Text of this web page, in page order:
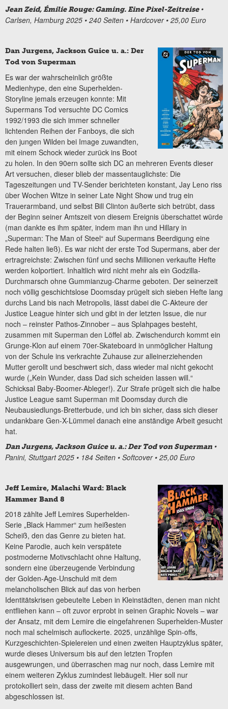
Jean Zeid, Émilie Rouge: Gaming. Eine Pixel-Zeitreise•
Carlsen, Hamburg 2025 • 240 Seiten • Hardcover • 25,00 Euro
Dan Jurgens, Jackson Guice u. a.: Der
Tod von Superman
Es war der wahrscheinlich größte
Medienhype, den eine Superhelden-
Storyline jemals erzeugen konnte: Mit
Supermans Tod versuchte DC Comics
1992/1993 die sich immer schneller
lichtenden Reihen der Fanboys, die sich
den jungen Wilden bei Image zuwandten,
mit einem Schock wieder zurück ins Boot
zu holen. In den 90ern sollte sich DC an mehreren Events dieser
Art versuchen, dieser blieb der massentauglichste: Die
Tageszeitungen und TV-Sender berichteten konstant, Jay Leno riss
über Wochen Witze in seiner Late Night Show und trug ein
Trauerarmband, und selbst Bill Clinton äußerte sich betrübt, dass
der Beginn seiner Amtszeit von diesem Ereignis überschattet würde
(man dankte es ihm später, indem man ihn und Hillary in
„Superman: The Man of Steel“ auf Supermans Beerdigung eine
Rede halten ließ). Es war nicht der erste Tod Supermans, aber der
ertragreichste: Zwischen fünf und sechs Millionen verkaufte Hefte
werden kolportiert. Inhaltlich wird nicht mehr als ein Godzilla-
Durchmarsch ohne Gummianzug-Charme geboten. Der seinerzeit
noch völlig geschichtslose Doomsday prügelt sich sieben Hefte lang
durchs Land bis nach Metropolis, lässt dabei die C-Akteure der
Justice League hinter sich und gibt in der letzten Issue, die nur
noch – reinster Pathos-Zinnober – aus Splahpages besteht,
zusammen mit Superman den Löffel ab. Zwischendurch kommt ein
Grunge-Klon auf einem 70er-Skateboard in unmöglicher Haltung
von der Schule ins verkrachte Zuhause zur alleinerziehenden
Mutter gerollt und beschwert sich, dass wieder mal nicht gekocht
wurde („Kein Wunder, dass Dad sich scheiden lassen will.“
Schicksal Baby-Boomer-Ableger!). Zur Strafe prügelt sich die halbe
Justice League samt Superman mit Doomsday durch die
Neubausiedlungs-Bretterbude, und ich bin sicher, dass sich dieser
undankbare Gen-X-Lümmel danach eine anständige Arbeit gesucht
hat.
Dan Jurgens, Jackson Guice u. a.: Der Tod von Superman •
Panini, Stuttgart 2025 • 184 Seiten • Softcover • 25,00 Euro
Jeff Lemire, Malachi Ward: Black
Hammer Band 8
2018 zählte Jeff Lemires Superhelden-
Serie „Black Hammer“ zum heißesten
Scheiß, den das Genre zu bieten hat.
Keine Parodie, auch kein verspätete
postmoderne Motivschlacht ohne Haltung,
sondern eine überzeugende Verbindung
der Golden-Age-Unschuld mit dem
melancholischen Blick auf das von herben
Identitätskrisen gebeutelte Leben in Kleinstädten, denen man nicht
entfliehen kann – oft zuvor erprobt in seinen Graphic Novels – war
der Ansatz, mit dem Lemire die eingefahrenen Superhelden-Muster
noch mal schelmisch auflockerte. 2025, unzählige Spin-offs,
Kurzgeschichten-Spielereien und einen zweiten Hauptzyklus später,
wurde dieses Universum bis auf den letzten Tropfen
ausgewrungen, und überraschen mag nur noch, dass Lemire mit
einem weiteren Zyklus zumindest liebäugelt. Hier soll nur
protokolliert sein, dass der zweite mit diesem achten Band
abgeschlossen ist.